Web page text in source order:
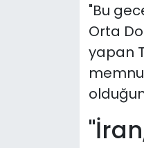
"Bu
Orta
yapan